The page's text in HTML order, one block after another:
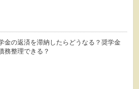
金の返済を滞納したらどうなる？奨学金
務整理できる？